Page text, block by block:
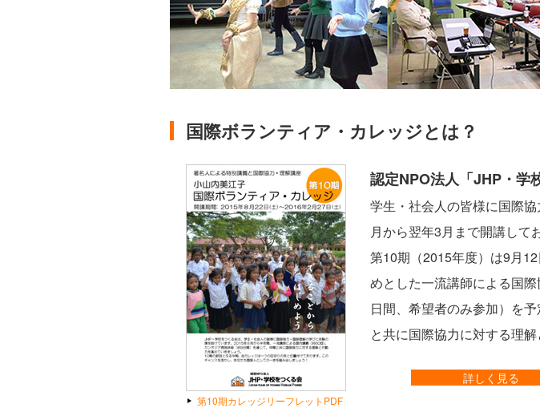
国際ボランティア・カレッジとは？
第10期カレッジリーフレットPDF
認定NPO法人「JHP・学
学生・社会人の皆様に国際
月から翌年3月まで開講して
第10期（2015年度）は9月
めとした一流講師による国
日間、希望者のみ参加）を
と共に国際協力に対する理
詳しく見る